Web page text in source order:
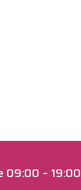
09:00 – 19:00